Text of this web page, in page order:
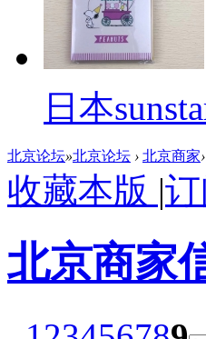
日本
北京论坛»北京论坛 › 北京商家›
收藏本版 |
北京商家